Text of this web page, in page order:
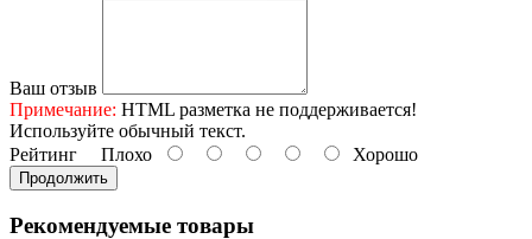
Ваш отзыв
Примечание: HTML разметка не поддерживается!
Используйте обычный текст.
Рейтинг Плохо Хорошо
Продолжить
Рекомендуемые товары